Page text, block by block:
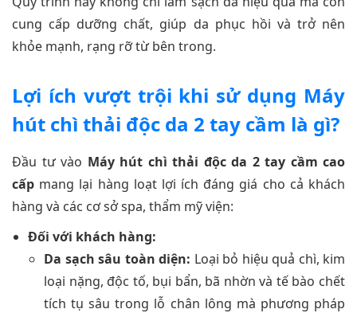
cung cấp dưỡng chất, giúp da phục hồi và trở nên
khỏe mạnh, rạng rỡ từ bên trong.
Lợi ích vượt trội khi sử dụng Máy
hút chì thải độc da 2 tay cầm là gì?
Đầu tư vào Máy hút chì thải độc da 2 tay cầm cao
cấp mang lại hàng loạt lợi ích đáng giá cho cả khách
hàng và các cơ sở spa, thẩm mỹ viện:
Đối với khách hàng:
Da sạch sâu toàn diện: Loại bỏ hiệu quả chì, kim
loại nặng, độc tố, bụi bẩn, bã nhờn và tế bào chết
tích tụ sâu trong lỗ chân lông mà phương pháp